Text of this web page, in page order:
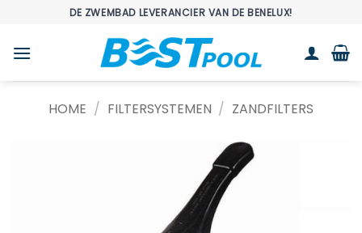
inhoud
DE ZWEMBAD LEVERANCIER VAN DE BENELUX!
HOME / FILTERSYSTEMEN / ZANDFILTERS